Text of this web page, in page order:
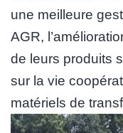
une meilleure
AGR,
de leurs produits
sur la vie
matériels de